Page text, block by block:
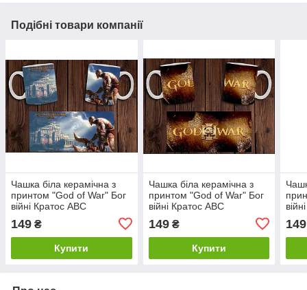
Подібні товари компанії
Чашка біла керамічна з
принтом "God of War" Бог
війні Кратос ABC
149 ₴
Купити
Чашка біла керамічна з
принтом "God of War" Бог
війні Кратос ABC
149₴
Купити
149